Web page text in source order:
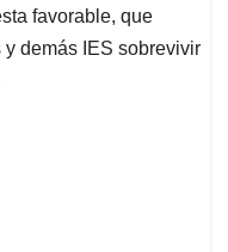
favorable, que
demás IES sobrevivir